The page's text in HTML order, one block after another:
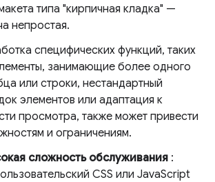
типа "кирпичная кладка" —
непростая.
специфических функций, таких
занимающие более одного
или строки, нестандартный
элементов или адаптация к
просмотра, также может привести
и ограничениям.
сложность обслуживания :
CSS или JavaScript